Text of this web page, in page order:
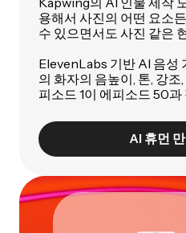
용해서 사진의 어떤 요소
수 있으면서도 사진 같은
ElevenLabs 기반 AI 음성
의 화자의 음높이, 톤, 강
피소드 1이 에피소드 50과
AI 휴먼